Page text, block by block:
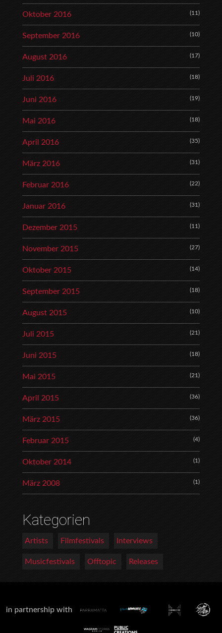
Oktober 2016 (11)
September 2016 (10)
August 2016 (17)
Juli 2016 (18)
Juni 2016 (19)
Mai 2016 (18)
April 2016 (35)
März 2016 (31)
Februar 2016 (22)
Januar 2016 (31)
Dezember 2015 (11)
November 2015 (27)
Oktober 2015 (14)
September 2015 (18)
August 2015 (10)
Juli 2015 (21)
Juni 2015 (18)
Mai 2015 (21)
April 2015 (36)
März 2015 (36)
Februar 2015 (4)
Oktober 2014 (1)
März 2008 (1)
Kategorien
Artists Filmfestivals Interviews
Musicfestivals Offtopic Releases
in partnership with